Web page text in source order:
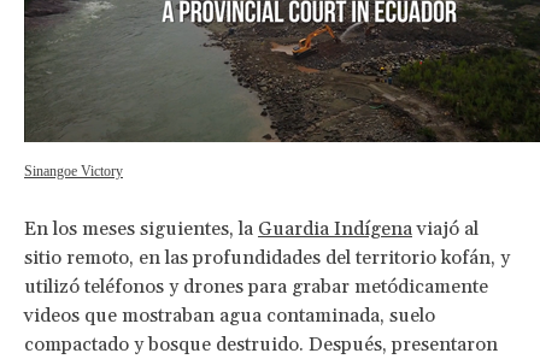
Sinangoe Victory
En los meses siguientes, la Guardia Indígenaviajó al
sitio remoto, en las profundidades del territorio kofán, y
utilizó teléfonos y drones para grabar metódicamente
videos que mostraban agua contaminada, suelo
compactado y bosque destruido. Después, presentaron